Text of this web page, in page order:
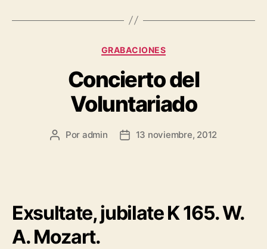
GRABACIONES
Concierto del
Voluntariado
Por admin 13 noviembre, 2012
Exsultate, jubilate K 165. W.
A. Mozart.